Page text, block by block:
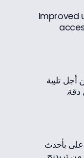
Improved
أجل تلبية
بأحدث